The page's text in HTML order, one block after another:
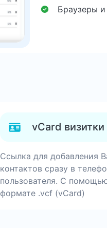
Браузеры
vCard визитки
Ссылка для добавления
контактов сразу в
пользователя. С
формате .vcf (vCard)